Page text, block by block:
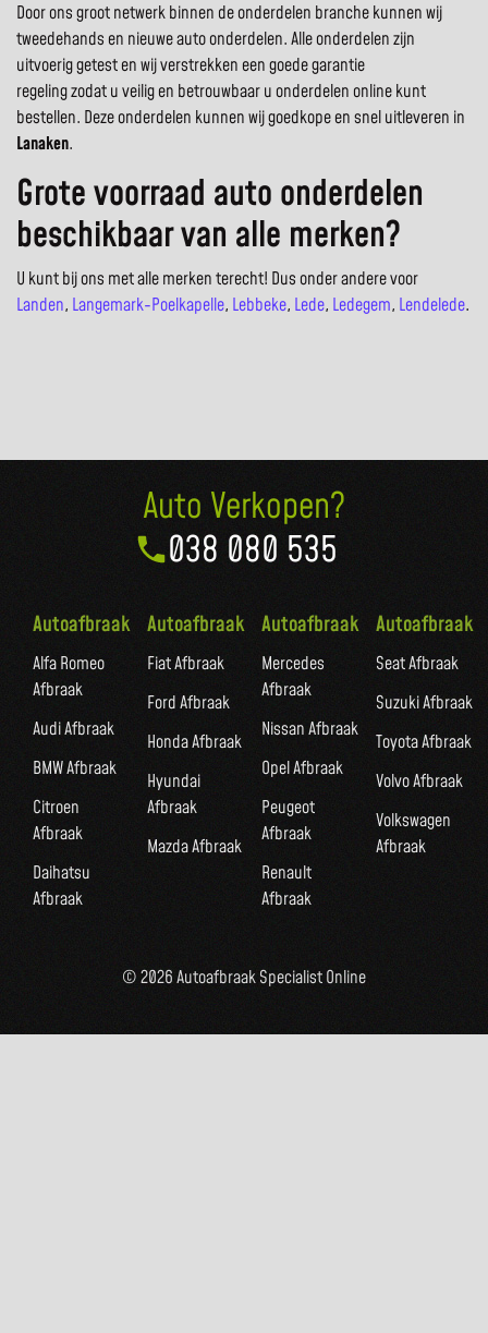
Door ons groot netwerk binnen de onderdelen branche kunnen wij
tweedehands en nieuwe auto onderdelen. Alle onderdelen zijn
uitvoerig getest en wij verstrekken een goede garantie
regeling zodat u veilig en betrouwbaar u onderdelen online kunt
bestellen. Deze onderdelen kunnen wij goedkope en snel uitleveren in
Lanaken.
Grote voorraad auto onderdelen
beschikbaar van alle merken?
U kunt bij ons met alle merken terecht! Dus onder andere voor
Landen, Langemark-Poelkapelle, Lebbeke, Lede, Ledegem, Lendelede.
Auto Verkopen?
038 080 535
Autoafbraak
Alfa Romeo
Afbraak
Audi Afbraak
BMW Afbraak
Citroen
Afbraak
Daihatsu
Afbraak
Autoafbraak
Fiat Afbraak
Ford Afbraak
Honda Afbraak
Hyundai
Afbraak
Mazda Afbraak
Autoafbraak
Mercedes
Afbraak
Nissan Afbraak
Opel Afbraak
Peugeot
Afbraak
Renault
Afbraak
Autoafbraak
Seat Afbraak
Suzuki Afbraak
Toyota Afbraak
Volvo Afbraak
Volkswagen
Afbraak
© 2026 Autoafbraak Specialist Online